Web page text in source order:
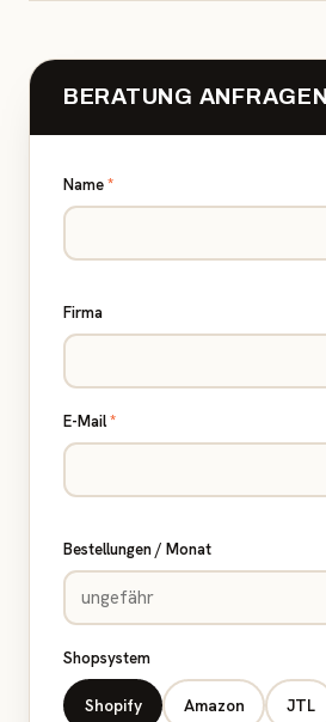
BERATUNG ANFRAGEN
Name*
Firma
E-Mail*
Bestellungen / Monat
Shopsystem
Shopify Amazon JTL